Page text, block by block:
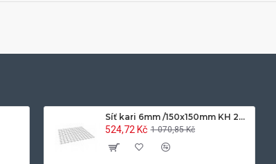
Síť kari 6mm /150x150mm KH 20-2x3m
524,72 Kč 1 070,85 Kč